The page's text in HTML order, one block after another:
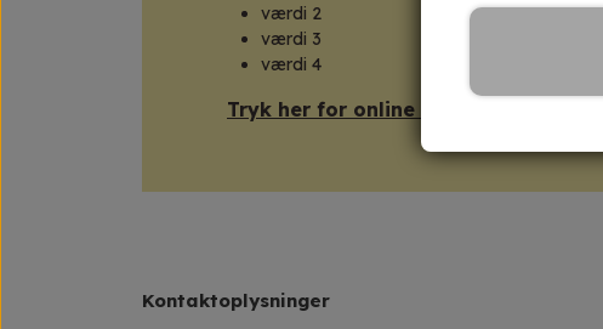
værdi 2
værdi 3
værdi 4
Tryk her for online booking
Kontaktoplysninger